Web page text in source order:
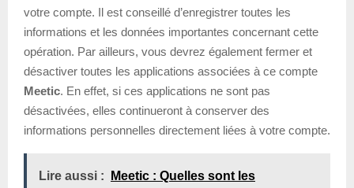
votre compte. Il est conseillé d’enregistrer toutes les
informations et les données importantes concernant cette
opération. Par ailleurs, vous devrez également fermer et
désactiver toutes les applications associées à ce compte
Meetic. En effet, si ces applications ne sont pas
désactivées, elles continueront à conserver des
informations personnelles directement liées à votre compte.
Lire aussi : Meetic : Quelles sont les